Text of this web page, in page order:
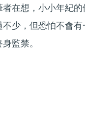
在想，小小年紀
少，但恐怕不會
監禁。